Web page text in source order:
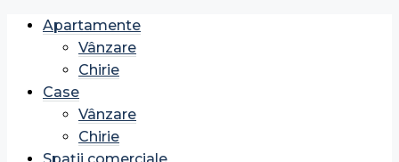
Apartamente
Vânzare
Chirie
Case
Vânzare
Chirie